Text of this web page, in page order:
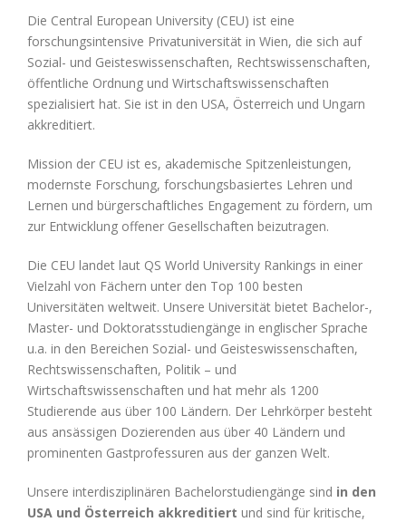
Die Central European University (CEU) ist eine
forschungsintensive Privatuniversität in Wien, die sich auf
Sozial- und Geisteswissenschaften, Rechtswissenschaften,
öffentliche Ordnung und Wirtschaftswissenschaften
spezialisiert hat. Sie ist in den USA, Österreich und Ungarn
akkreditiert.
Mission der CEU ist es, akademische Spitzenleistungen,
modernste Forschung, forschungsbasiertes Lehren und
Lernen und bürgerschaftliches Engagement zu fördern, um
zur Entwicklung offener Gesellschaften beizutragen.
Die CEU landet laut QS World University Rankings in einer
Vielzahl von Fächern unter den Top 100 besten
Universitäten weltweit. Unsere Universität bietet Bachelor-,
Master- und Doktoratsstudiengänge in englischer Sprache
u.a. in den Bereichen Sozial- und Geisteswissenschaften,
Rechtswissenschaften, Politik – und
Wirtschaftswissenschaften und hat mehr als 1200
Studierende aus über 100 Ländern. Der Lehrkörper besteht
aus ansässigen Dozierenden aus über 40 Ländern und
prominenten Gastprofessuren aus der ganzen Welt.
Unsere interdisziplinären Bachelorstudiengänge sind in den
USA und Österreich akkreditiert und sind für kritische,